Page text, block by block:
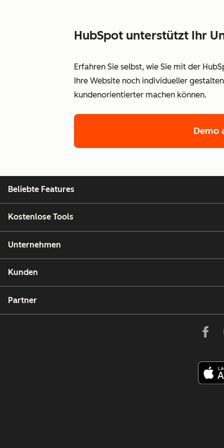
HubSpot unterstützt Ihr
Erfahren Sie selbst, wie Sie mit der
Ihre Website noch individueller
kundenorientierter machen können.
Demo
Beliebte Features
Kostenlose Tools
Unternehmen
Kunden
Partner